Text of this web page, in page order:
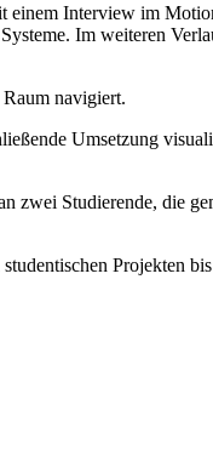
einem Interview im
Im weiteren
navigiert.
Umsetzung
zwei Studierende, die
Projekten